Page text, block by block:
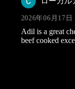
2026年06月17日
Adil is a great
beef cooked